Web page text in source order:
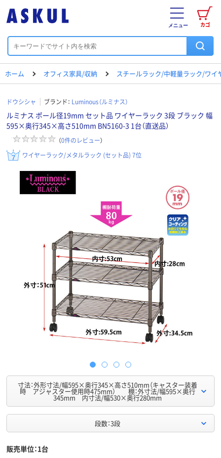
カゴ
メニュー
ホーム オフィス家具/収納 スチールラック/中軽量ラック/ワイ
ドウシシャ ブランド： Luminous（ルミナス）
ルミナス ポール径19mm セット品 ワイヤーラック 3段 ブラック 幅
595×奥行345×高さ510mm BN5160-3 1台（直送品）
（0件のレビュー）
ワイヤーラック/メタルラック (セット品) 7位
寸法：外形寸法/幅595×奥行345×高さ510mm（キャスター装着
時 アジャスター使用時475mm） 棚：外寸法/幅595×奥行
345mm 内寸法/幅530×奥行280mm
段数：3段
販売単位：1台